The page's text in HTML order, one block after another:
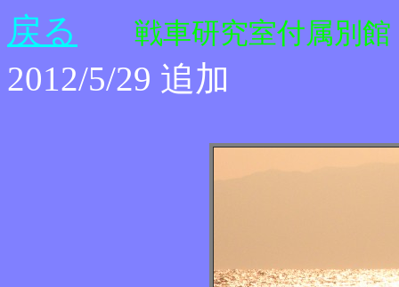
戻る 戦車研究室付属別館
2012/5/29 追加